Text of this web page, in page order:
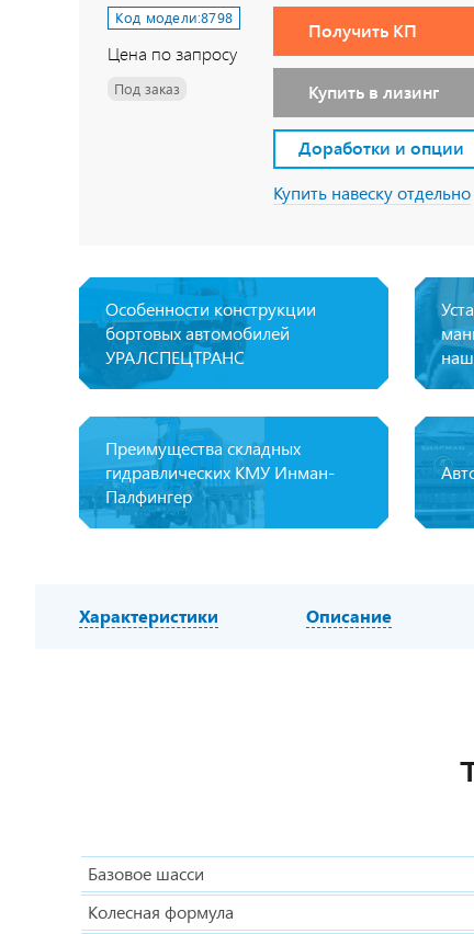
Код модели:8798
Цена по запросу
Под заказ
Получить КП
Купить в лизинг
Доработки и опции
Купить навеску отдельно
Особенности конструкции
бортовых автомобилей
УРАЛСПЕЦТРАНС
Преимущества складных
гидравлических КМУ Инман-
Палфингер
Характеристики Описание
Базовое шасси
Колесная формула